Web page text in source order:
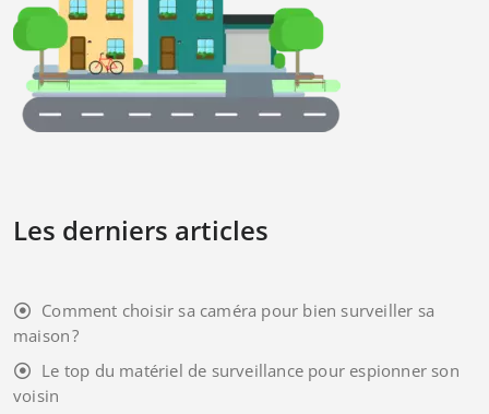
Les derniers articles
Comment choisir sa caméra pour bien surveiller sa
maison ?
Le top du matériel de surveillance pour espionner son
voisin